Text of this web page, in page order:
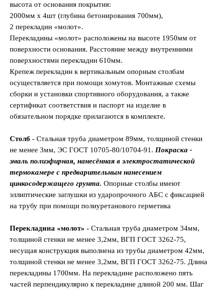
высота от основания покрытия:
2000мм х 4шт (глубина бетонирования 700мм),
2 перекладин «молот».
Перекладины «молот» расположены на высоте 1950мм от
поверхности основания. Расстояние между внутренними
поверхностями перекладин 610мм.
Крепеж перекладин к вертикальным опорным столбам
осуществляется при помощи хомутов. Монтажные схемы
сборки и установки спортивного оборудования, а также
сертификат соответствия и паспорт на изделие в
обязательном порядке прилагаются в комплекте.
Столб - Стальная труба диаметром 89мм, толщиной стенки
не менее 3мм, ЭС ГОСТ 10705-80/10704-91. Покраска -
эмаль полиэфирная, нанесённая в электростатической
термокамере с предварительным нанесением
цинкосодержащего грунта. Опорные столбы имеют
эллиптические заглушки из ударопрочного АБС с фиксацией
на трубу при помощи полиуретанового герметика
Перекладина «молот» - Стальная труба диаметром 34мм,
толщиной стенки не менее 3,2мм, ВГП ГОСТ 3262-75,
несущая конструкция выполнена из трубы диаметром 42мм,
толщиной стенки не менее 3,2мм, ВГП ГОСТ 3262-75. Длина
перекладины 1700мм. На перекладине расположено пять
частей перпендикулярно к перекладине длиной 200 мм. Шаг